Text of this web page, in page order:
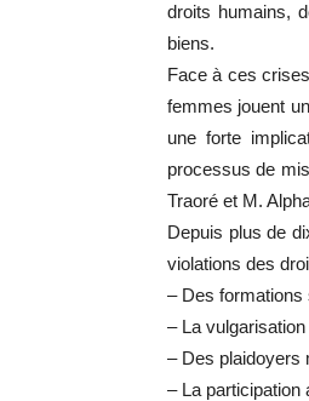
droits humains,
biens.
Face à ces
femmes jouent
une forte
processus de
Traoré et M.
Depuis plus de
violations des
– Des formations
– La vulgarisation
– Des plaidoyers
– La participation